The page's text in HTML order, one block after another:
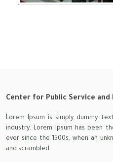
Center for Public Service and
Lorem Ipsum is simply dummy
industry. Lorem Ipsum has been
ever since the 1500s, when an
and scrambled